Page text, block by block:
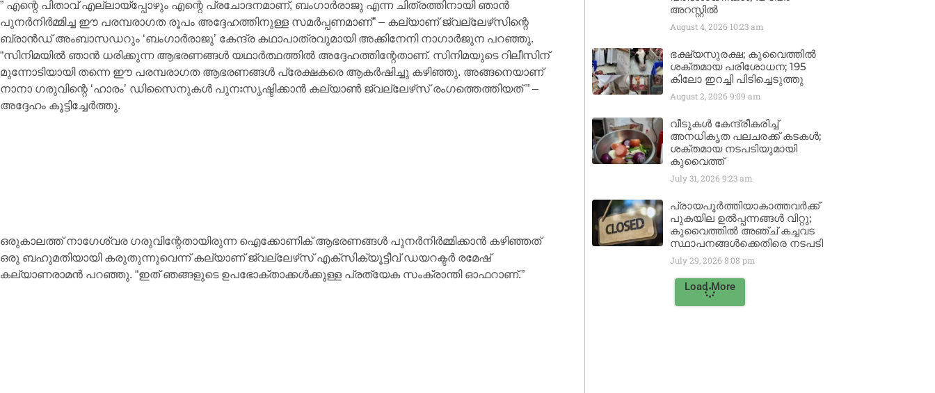
” എന്റെ പിതാവ് എല്ലായ്പ്പോഴും എന്റെ പ്രചോദനമാണ്, ബംഗാർരാജു എന്ന ചിത്രത്തിനായി ഞാൻ
പുനർനിർമ്മിച്ച ഈ പരമ്പരാഗത രൂപം അദ്ദേഹത്തിനുള്ള സമർപ്പണമാണ്” – കല്യാണ് ജ്വല്ലേഴ്‌സിന്റെ
ബ്രാൻഡ് അംബാസഡറും ‘ബംഗാർരാജു’ കേന്ദ്ര കഥാപാത്രവുമായി അക്കിനേനി നാഗാർജുന പറഞ്ഞു.
“സിനിമയിൽ ഞാൻ ധരിക്കുന്ന ആഭരണങ്ങൾ യഥാർത്ഥത്തിൽ അദ്ദേഹത്തിന്റേതാണ്. സിനിമയുടെ റിലീസിന്
മുന്നോടിയായി തന്നെ ഈ പരമ്പരാഗത ആഭരണങ്ങൾ പ്രേക്ഷകരെ ആകർഷിച്ചു കഴിഞ്ഞു. അങ്ങനെയാണ്
നാനാ ഗരുവിന്റെ ‘ഹാരം’ ഡിസൈനുകൾ പുനഃസൃഷ്ടിക്കാൻ കല്യാൺ ജ്വല്ലേഴ്‌സ് രംഗത്തെത്തിയത് ” –
അദ്ദേഹം കൂട്ടിച്ചേർത്തു.
ഒരുകാലത്ത് നാഗേശ്വര ഗരുവിന്റേതായിരുന്ന ഐക്കോണിക് ആഭരണങ്ങൾ പുനർനിർമ്മിക്കാൻ കഴിഞ്ഞത്
ഒരു ബഹുമതിയായി കരുതുന്നുവെന്ന് കല്യാണ് ജ്വല്ലേഴ്‌സ് എക്‌സിക്യൂട്ടീവ് ഡയറക്ടർ രമേഷ്
കല്യാണരാമൻ പറഞ്ഞു. “ഇത് ഞങ്ങളുടെ ഉപഭോക്താക്കൾക്കുള്ള പ്രത്യേക സംക്രാന്തി ഓഫറാണ്.”
അറസ്റ്റിൽ
August 4, 2026 10:23 am
ഭക്ഷ്യസുരക്ഷ; കുവൈത്തിൽ
ശക്തമായ പരിശോധന; 195
കിലോ ഇറച്ചി പിടിച്ചെടുത്തു
August 2, 2026 9:09 am
വീടുകൾ കേന്ദ്രീകരിച്ച്
അനധികൃത പലചരക്ക് കടകൾ;
ശക്തമായ നടപടിയുമായി
കുവൈത്ത്
July 31, 2026 9:23 am
പ്രായപൂർത്തിയാകാത്തവർക്ക്
പുകയില ഉൽപ്പന്നങ്ങൾ വിറ്റു;
കുവൈത്തിൽ അഞ്ച് കച്ചവട
സ്ഥാപനങ്ങൾക്കെതിരെ നടപടി
July 29, 2026 8:08 pm
Load More